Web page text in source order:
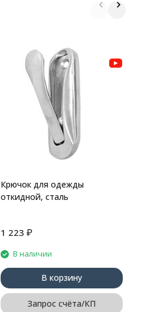
Крючок для одежды
откидной, сталь
1 223 ₽
В наличии
В корзину
Запрос счёта/КП